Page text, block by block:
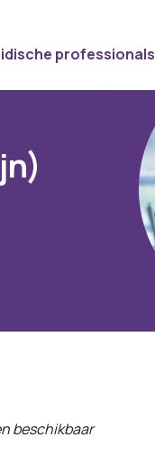
professionals
beschikbaar